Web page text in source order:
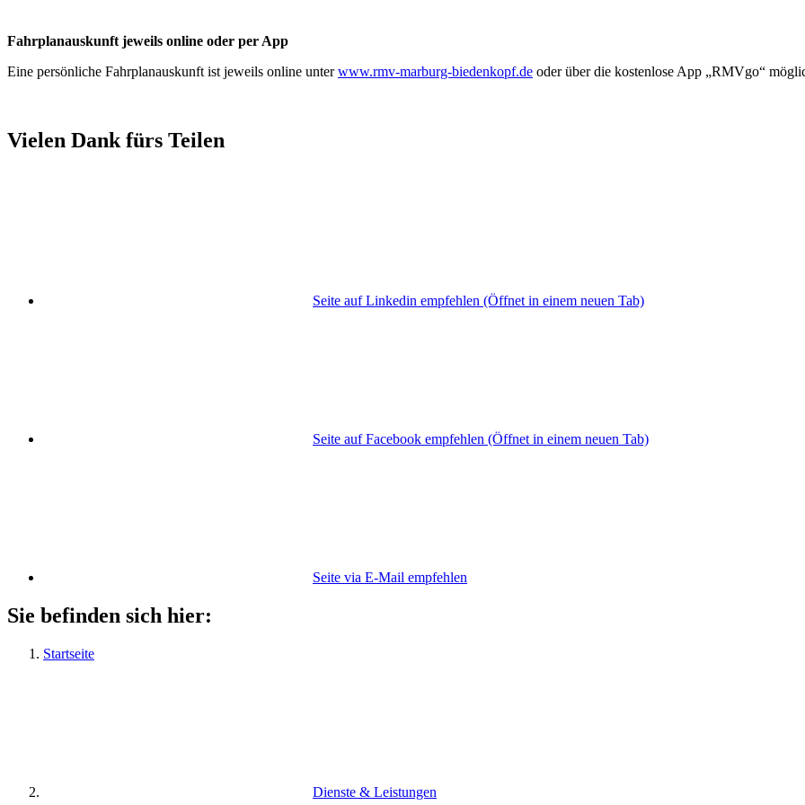
Fahrplanauskunft jeweils online oder per App
Eine persönliche Fahrplanauskunft ist jeweils online unterwww.rmv-marburg-biedenkopf.de oder über die kostenlose App „RMVgo“
Vielen Dank fürs Teilen
Seite auf Linkedin empfehlen (Öffnet in einem neuen Tab)
Seite auf Facebook empfehlen (Öffnet in einem neuen Tab)
Seite via E-Mail empfehlen
Sie befinden sich hier:
Startseite
Dienste & Leistungen